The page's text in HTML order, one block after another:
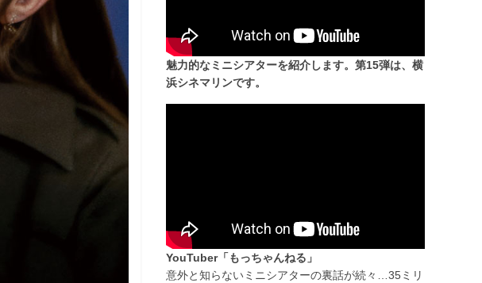
魅力的なミニシアターを紹介します。第15弾は、横
浜シネマリンです。
YouTuber「もっちゃんねる」
意外と知らないミニシアターの裏話が続々…35ミリ